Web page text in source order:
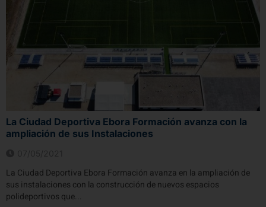
La Ciudad Deportiva Ebora Formación avanza con la
ampliación de sus Instalaciones
La Ciudad Deportiva Ebora Formación avanza en la ampliación de
sus instalaciones con la construcción de nuevos espacios
polideportivos que...